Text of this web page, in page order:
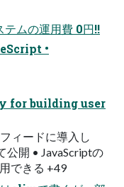
テムの運⽤費 0円!!
•
for building user
ィードに導⼊し
公開 • JavaScriptの
できる +49